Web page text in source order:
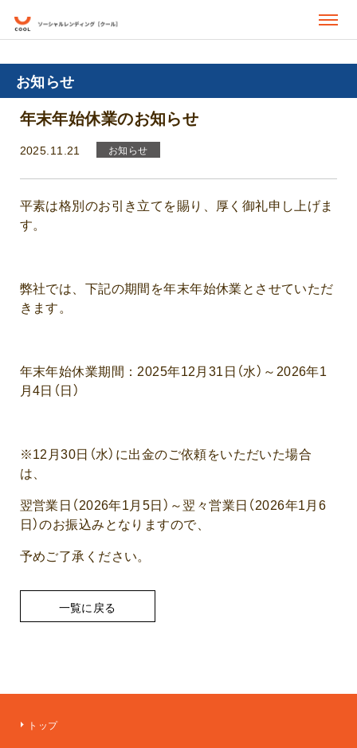
お知らせ
年末年始休業のお知らせ
2025.11.21 お知らせ
平素は格別のお引き立てを賜り、厚く御礼申し上げま
す。
弊社では、下記の期間を年末年始休業とさせていただ
きます。
年末年始休業期間：2025年12月31日（水）～2026年1
月4日（日）
※12月30日（水）に出金のご依頼をいただいた場合
は、
翌営業日（2026年1月5日）～翌々営業日（2026年1月6
日）のお振込みとなりますので、
予めご了承ください。
一覧に戻る
トップ